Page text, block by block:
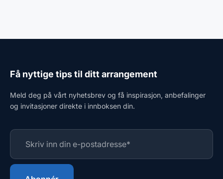
Få nyttige tips til ditt arrangement
Meld deg på vårt nyhetsbrev og få inspirasjon, anbefalinger
og invitasjoner direkte i innboksen din.